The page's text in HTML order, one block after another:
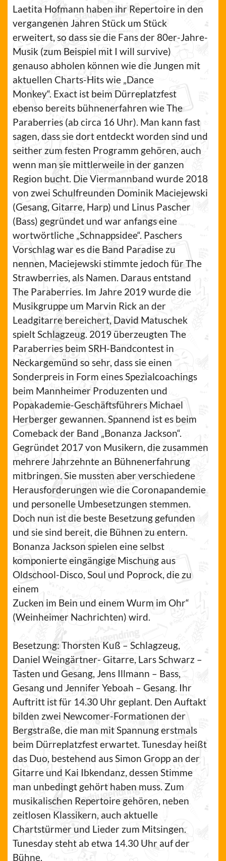
Laetita Hofmann haben ihr Repertoire in den
vergangenen Jahren Stück um Stück
erweitert, so dass sie die Fans der 80er-Jahre-
Musik (zum Beispiel mit I will survive)
genauso abholen können wie die Jungen mit
aktuellen Charts-Hits wie „Dance
Monkey“. Exact ist beim Dürreplatzfest
ebenso bereits bühnenerfahren wie The
Paraberries (ab circa 16 Uhr). Man kann fast
sagen, dass sie dort entdeckt worden sind und
seither zum festen Programm gehören, auch
wenn man sie mittlerweile in der ganzen
Region bucht. Die Viermannband wurde 2018
von zwei Schulfreunden Dominik Maciejewski
(Gesang, Gitarre, Harp) und Linus Pascher
(Bass) gegründet und war anfangs eine
wortwörtliche „Schnappsidee“. Paschers
Vorschlag war es die Band Paradise zu
nennen, Maciejewski stimmte jedoch für The
Strawberries, als Namen. Daraus entstand
The Paraberries. Im Jahre 2019 wurde die
Musikgruppe um Marvin Rick an der
Leadgitarre bereichert, David Matuschek
spielt Schlagzeug. 2019 überzeugten The
Paraberries beim SRH-Bandcontest in
Neckargemünd so sehr, dass sie einen
Sonderpreis in Form eines Spezialcoachings
beim Mannheimer Produzenten und
Popakademie-Geschäftsführers Michael
Herberger gewannen. Spannend ist es beim
Comeback der Band „Bonanza Jackson“.
Gegründet 2017 von Musikern, die zusammen
mehrere Jahrzehnte an Bühnenerfahrung
mitbringen. Sie mussten aber verschiedene
Herausforderungen wie die Coronapandemie
und personelle Umbesetzungen stemmen.
Doch nun ist die beste Besetzung gefunden
und sie sind bereit, die Bühnen zu entern.
Bonanza Jackson spielen eine selbst
komponierte eingängige Mischung aus
Oldschool-Disco, Soul und Poprock, die zu
einem
Zucken im Bein und einem Wurm im Ohr“
(Weinheimer Nachrichten) wird.
Besetzung: Thorsten Kuß – Schlagzeug,
Daniel Weingärtner- Gitarre, Lars Schwarz –
Tasten und Gesang, Jens Illmann – Bass,
Gesang und Jennifer Yeboah – Gesang. Ihr
Auftritt ist für 14.30 Uhr geplant. Den Auftakt
bilden zwei Newcomer-Formationen der
Bergstraße, die man mit Spannung erstmals
beim Dürreplatzfest erwartet. Tunesday heißt
das Duo, bestehend aus Simon Gropp an der
Gitarre und Kai Ibkendanz, dessen Stimme
man unbedingt gehört haben muss. Zum
musikalischen Repertoire gehören, neben
zeitlosen Klassikern, auch aktuelle
Chartstürmer und Lieder zum Mitsingen.
Tunesday steht ab etwa 14.30 Uhr auf der
Bühne.